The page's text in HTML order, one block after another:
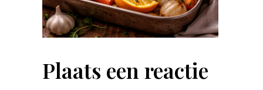
Plaats een reactie